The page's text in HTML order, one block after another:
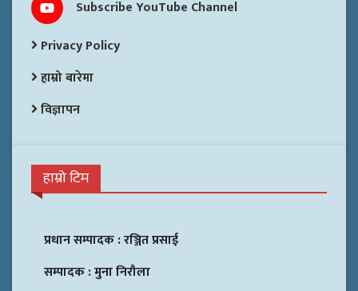
Subscribe YouTube Channel
Privacy Policy
हाम्रो बारेमा
विज्ञापन
हाम्रो टिम
प्रधान सम्पादक :रञ्जित प्रसाई
सम्पादक :मुना निरौला